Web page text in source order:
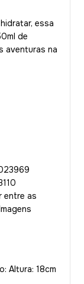
essa
de
aventuras na
entre as
Altura: 18cm